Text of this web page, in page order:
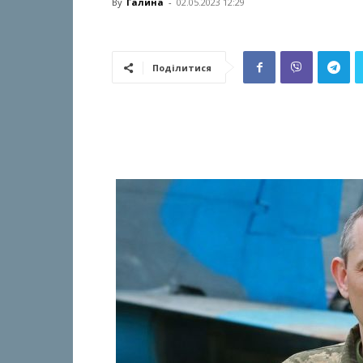
Поділитися